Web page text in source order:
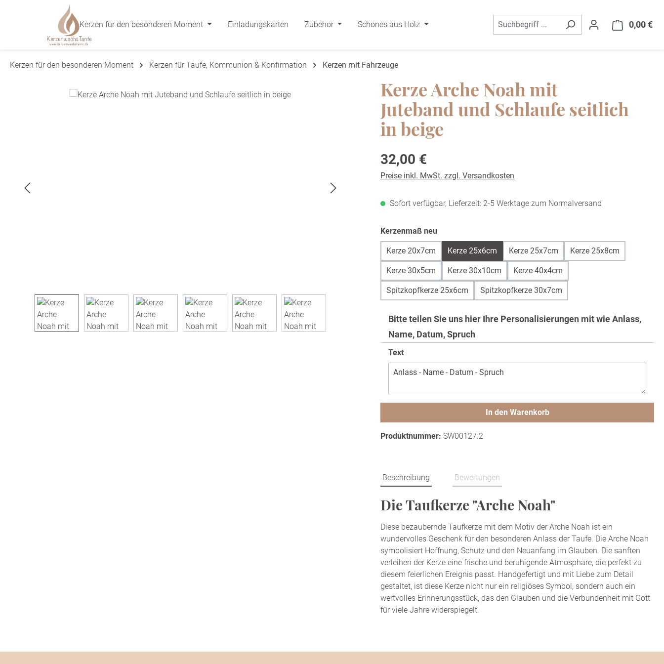
Hauptinhalt springen
Zur Suche springen
Zur Hauptnavigation springen
Kerzen für den besonderen Moment
Einladungskarten Zubehör Schönes aus Holz 0,00 €
Kerzen für den besonderen Moment Kerzen für Taufe, Kommunion & Konfirmation Kerzen mit Fahrzeuge
Bildergalerie überspringen
Kerze Arche Noah mit
Juteband und Schlaufe seitlich
in beige
Regulärer Preis:
32,00 €
Preise inkl. MwSt. zzgl. Versandkosten
Sofort verfügbar, Lieferzeit: 2-5 Werktage zum Normalversand
Kerzenmaß neu
Kerze 20x7cm Kerze 25x6cm Kerze 25x7cm Kerze 25x8cm
Kerze 30x5cm Kerze 30x10cm Kerze 40x4cm
Spitzkopfkerze 25x6cm Spitzkopfkerze 30x7cm
Bitte teilen Sie uns hier Ihre Personalisierungen mit wie Anlass,
Name, Datum, Spruch
Text
In den Warenkorb
Produktnummer:SW00127.2
Beschreibung Bewertungen
Die Taufkerze "Arche Noah"
Diese bezaubernde Taufkerze mit dem Motiv der Arche Noah ist ein
wundervolles Geschenk für den besonderen Anlass der Taufe. Die Arche Noah
symbolisiert Hoffnung, Schutz und den Neuanfang im Glauben. Die sanften
verleihen der Kerze eine frische und beruhigende Atmosphäre, die perfekt zu
diesem feierlichen Ereignis passt. Handgefertigt und mit Liebe zum Detail
gestaltet, ist diese Kerze nicht nur ein religiöses Symbol, sondern auch ein
wertvolles Erinnerungsstück, das den Glauben und die Verbundenheit mit Gott
für viele Jahre widerspiegelt.